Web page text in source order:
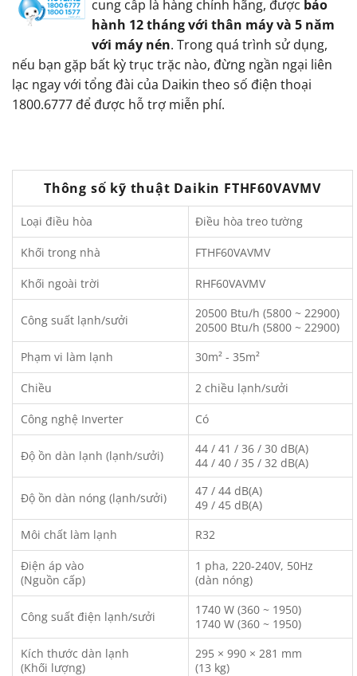
cung cấp là hàng chính hãng, được bảo
hành 12 tháng với thân máy và 5 năm
với máy nén. Trong quá trình sử dụng,
nếu bạn gặp bất kỳ trục trặc nào, đừng ngần ngại liên
lạc ngay với tổng đài của Daikin theo số điện thoại
1800.6777 để được hỗ trợ miễn phí.
Thông số kỹ thuật Daikin FTHF60VAVMV
Loại điều hòa Điều hòa treo tường
Khối trong nhà FTHF60VAVMV
Khối ngoài trời RHF60VAVMV
Công suất lạnh/sưởi
20500 Btu/h (5800 ~ 22900)
20500 Btu/h (5800 ~ 22900)
Phạm vi làm lạnh
30m² - 35m²
Chiều 2 chiều lạnh/sưởi
Công nghệ Inverter Có
Độ ồn dàn lạnh (lạnh/sưởi)
44 / 41 / 36 / 30 dB(A)
44 / 40 / 35 / 32 dB(A)
Độ ồn dàn nóng (lạnh/sưởi)
47 / 44 dB(A)
49 / 45 dB(A)
Môi chất làm lạnh
R32
Điện áp vào
(Nguồn cấp)
1 pha, 220-240V, 50Hz
(dàn nóng)
Công suất điện lạnh/sưởi
1740 W (360 ~ 1950)
1740 W (360 ~ 1950)
Kích thước dàn lạnh
(Khối lượng)
295 × 990 × 281 mm
(13 kg)